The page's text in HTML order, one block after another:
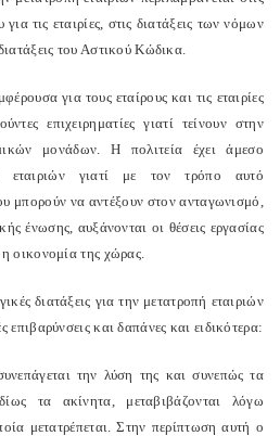
τις εταιρίες, στις διατάξεις των νόμων
του Αστικού Κώδικα.
για τους εταίρους και τις εταιρίες
επιχειρηματίες γιατί τείνουν στην
μονάδων. Η πολιτεία έχει άμεσο
εταιριών γιατί με τον τρόπο αυτό
μπορούν να αντέξουν στον ανταγωνισμό,
ένωσης, αυξάνονται οι θέσεις εργασίας
οικονομία της χώρας.
διατάξεις για την μετατροπή εταιριών
επιβαρύνσεις και δαπάνες και ειδικότερα:
την λύση της και συνεπώς τα
τα ακίνητα, μεταβιβάζονται λόγω
μετατρέπεται. Στην περίπτωση αυτή ο